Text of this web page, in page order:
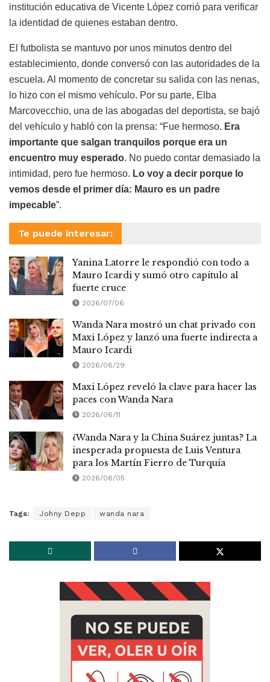
institución educativa de Vicente López corrió para verificar
la identidad de quienes estaban dentro.
El futbolista se mantuvo por unos minutos dentro del
establecimiento, donde conversó con las autoridades de la
escuela. Al momento de concretar su salida con las nenas,
lo hizo con el mismo vehículo. Por su parte, Elba
Marcovecchio, una de las abogadas del deportista, se bajó
del vehículo y habló con la prensa: “Fue hermoso. Era
importante que salgan tranquilos porque era un
encuentro muy esperado. No puedo contar demasiado la
intimidad, pero fue hermoso. Lo voy a decir porque lo
vemos desde el primer día: Mauro es un padre
impecable”.
Te puede interesar:
Yanina Latorre le respondió con todo a
Mauro Icardi y sumó otro capítulo al
fuerte cruce
2026/07/06
Wanda Nara mostró un chat privado con
Maxi López y lanzó una fuerte indirecta a
Mauro Icardi
2026/06/29
Maxi López reveló la clave para hacer las
paces con Wanda Nara
2026/06/11
¿Wanda Nara y la China Suárez juntas? La
inesperada propuesta de Luis Ventura
para los Martín Fierro de Turquía
2026/06/05
Tags: Johny Depp wanda nara